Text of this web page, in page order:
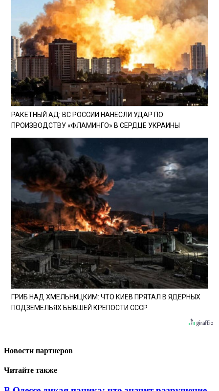
РАКЕТНЫЙ АД: ВС РОССИИ НАНЕСЛИ УДАР ПО
ПРОИЗВОДСТВУ «ФЛАМИНГО» В СЕРДЦЕ УКРАИНЫ
ГРИБ НАД ХМЕЛЬНИЦКИМ: ЧТО КИЕВ ПРЯТАЛ В ЯДЕРНЫХ
ПОДЗЕМЕЛЬЯХ БЫВШЕЙ КРЕПОСТИ СССР
Новости партнеров
Читайте также